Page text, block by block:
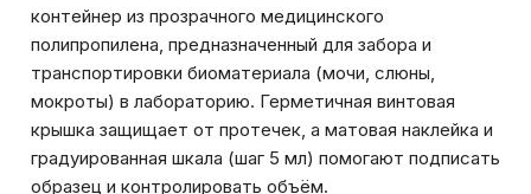
контейнер из прозрачного медицинского
полипропилена, предназначенный для забора и
транспортировки биоматериала (мочи, слюны,
мокроты) в лабораторию. Герметичная винтовая
крышка защищает от протечек, а матовая наклейка и
градуированная шкала (шаг 5 мл) помогают подписать
образец и контролировать объём.